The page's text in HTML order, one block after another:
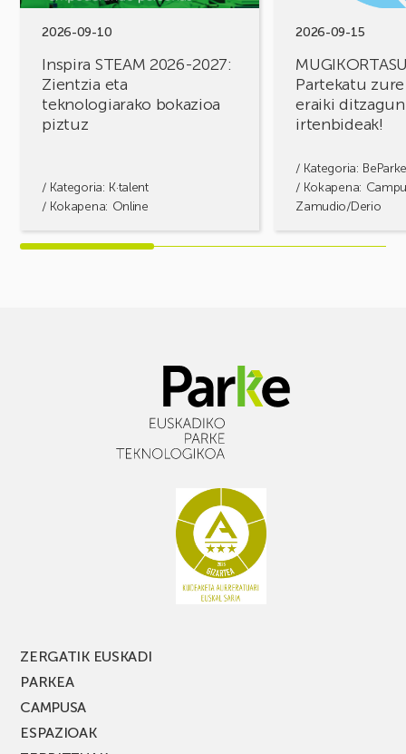
2026-09-10
Inspira STEAM 2026-2027:
Zientzia eta
teknologiarako bokazioa
piztuz
/ Kategoria: K·talent
/ Kokapena: Online
teknologiarako
bokazioa
2026-09-15
Partekatu
eraiki ditzagun
irtenbideak!
/ Kategoria:
/ Kokapena:
Zamudio/Derio
irtenbideak!
ZERGATIK EUSKADI
PARKEA
CAMPUSA
ESPAZIOAK